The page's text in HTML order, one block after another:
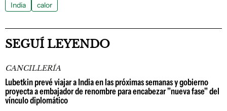
India calor
SEGUÍ LEYENDO
CANCILLERÍA
Lubetkin prevé viajar a India en las próximas semanas y gobierno
proyecta a embajador de renombre para encabezar "nueva fase" del
vínculo diplomático